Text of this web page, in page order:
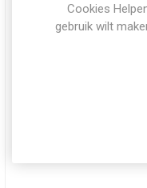
Cookies
gebruik wilt